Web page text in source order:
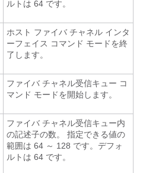
ルトは 64 です。
ホスト ファイバ チャネル インタ
ーフェイス コマンド モードを終
了します。
ファイバ チャネル受信キュー コ
マンド モードを開始します。
ファイバ チャネル受信キュー内
の記述子の数。 指定できる値の
範囲は 64 ～ 128 です。デフォ
ルトは 64 です。